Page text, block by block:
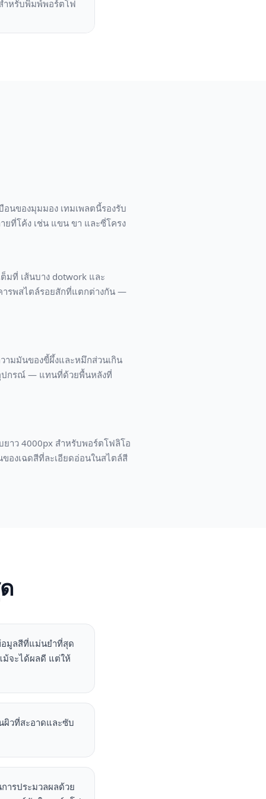
ำหรับพิมพ์พอร์ตโฟ
นของมุมมอง เทมเพลตนี้รองรับ
ยที่โค้ง เช่น แขน ขา และซี่โครง
มที่ เส้นบาง dotwork และ
ารพสไตล์รอยสักที่แตกต่างกัน —
ามมันของขี้ผึ้งและหมึกส่วนเกิน
ปกรณ์ — แทนที่ด้วยพื้นหลังที่
าว 4000px สำหรับพอร์ตโฟลิโอ
องเฉดสีที่ละเอียดอ่อนในสไตล์สี
อมูลสีที่แม่นยำที่สุด
ม้จะได้ผลดี แต่ให้
ผิวที่สะอาดและซับ
ารประมวลผลด้วย